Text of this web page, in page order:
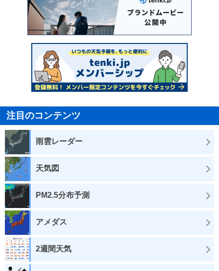
注目のコンテンツ
雨雲レーダー
天気図
PM2.5分布予測
アメダス
2週間天気